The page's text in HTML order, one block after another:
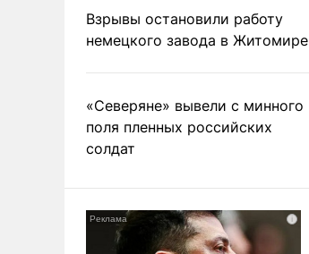
Взрывы остановили работу
немецкого завода в Житомире
«Северяне» вывели с минного
поля пленных российских
солдат